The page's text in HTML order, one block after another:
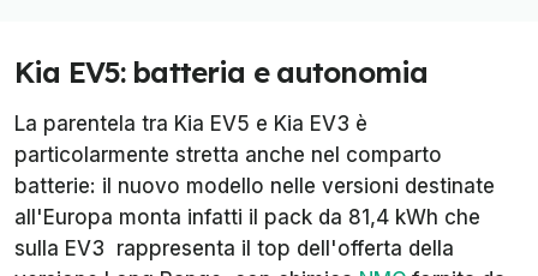
Kia EV5: batteria e autonomia
La parentela tra Kia EV5 e Kia EV3 è
particolarmente stretta anche nel comparto
batterie: il nuovo modello nelle versioni destinate
all'Europa monta infatti il pack da 81,4 kWh che
sulla EV3 rappresenta il top dell'offerta della